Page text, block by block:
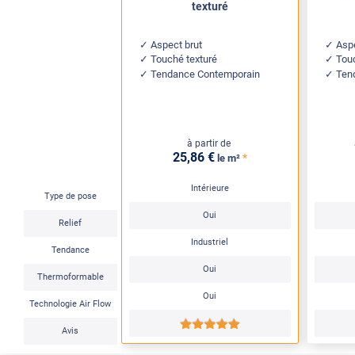
Type de pose
Relief
Tendance
Thermoformable
Technologie Air Flow
Avis
texturé
Aspect brut
Touché texturé
Tendance Contemporain
à partir de
25,86 € le m² *
Intérieure
Oui
Industriel
Oui
Oui
*****